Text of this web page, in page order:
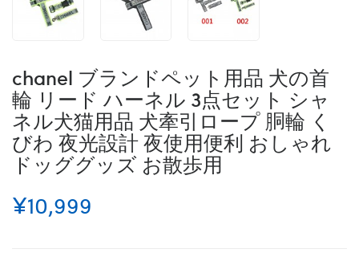
chanel ブランドペット用品 犬の首
輪 リード ハーネル 3点セット シャ
ネル犬猫用品 犬牽引ロープ 胴輪 く
びわ 夜光設計 夜使用便利 おしゃれ
ドッググッズ お散歩用
¥10,999